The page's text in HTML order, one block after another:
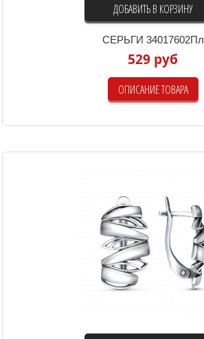
ДОБАВИТЬ В КОРЗИНУ
СЕРЬГИ 34017602Пл
529 руб
ОПИСАНИЕ ТОВАРА